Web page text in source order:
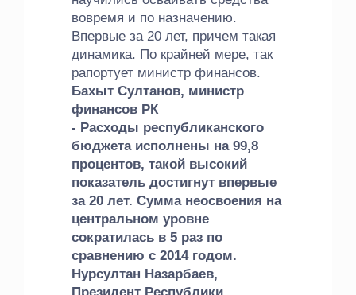
вовремя и по назначению.
Впервые за 20 лет, причем такая
динамика. По крайней мере, так
рапортует министр финансов.
Бахыт Султанов, министр
финансов РК
- Расходы республиканского
бюджета исполнены на 99,8
процентов, такой высокий
показатель достигнут впервые
за 20 лет. Сумма неосвоения на
центральном уровне
сократилась в 5 раз по
сравнению с 2014 годом.
Нурсултан Назарбаев,